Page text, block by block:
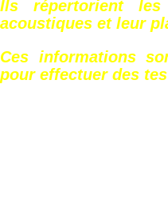
Ils répertorient les
acoustiques et leur
Ces informations
pour effectuer des